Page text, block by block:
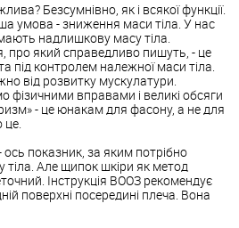
Безсумнівно, як і всякої функції.
умова - зниження маси тіла. У нас
надлишкову масу тіла.
про який справедливо пишуть, - це
під контролем належної маси тіла.
від розвитку мускулатури.
фізичними вправами і великі обсяги
- це юнакам для фасону, а не для
це.
показник, за яким потрібно
Але щипок шкіри як метод
Інструкція ВООЗ рекомендує
поверхні посередині плеча. Вона